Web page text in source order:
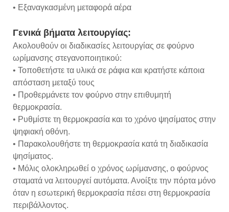
• Εξαναγκασμένη μεταφορά αέρα
Γενικά βήματα λειτουργίας:
Ακολουθούν οι διαδικασίες λειτουργίας σε φούρνο
ωρίμανσης στεγανοποιητικού:
• Τοποθετήστε τα υλικά σε ράφια και κρατήστε κάποια
απόσταση μεταξύ τους
• Προθερμάνετε τον φούρνο στην επιθυμητή
θερμοκρασία.
• Ρυθμίστε τη θερμοκρασία και το χρόνο ψησίματος στην
ψηφιακή οθόνη.
• Παρακολουθήστε τη θερμοκρασία κατά τη διαδικασία
ψησίματος.
• Μόλις ολοκληρωθεί ο χρόνος ωρίμανσης, ο φούρνος
σταματά να λειτουργεί αυτόματα. Ανοίξτε την πόρτα μόνο
όταν η εσωτερική θερμοκρασία πέσει στη θερμοκρασία
περιβάλλοντος.